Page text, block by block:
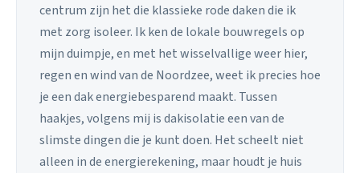
centrum zijn het die klassieke rode daken die ik
met zorg isoleer. Ik ken de lokale bouwregels op
mijn duimpje, en met het wisselvallige weer hier,
regen en wind van de Noordzee, weet ik precies hoe
je een dak energiebesparend maakt. Tussen
haakjes, volgens mij is dakisolatie een van de
slimste dingen die je kunt doen. Het scheelt niet
alleen in de energierekening, maar houdt je huis